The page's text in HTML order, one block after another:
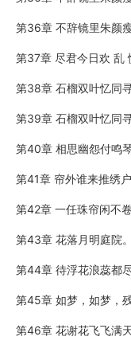
第36章 不辞镜里朱颜
第37章 尽君今日欢 乱
第38章 石榴双叶忆同
第39章 石榴双叶忆同
第40章 相思幽怨付鸣
第41章 帘外谁来推绣户
第42章 一任珠帘闲不
第43章 花落月明庭院
第44章 待浮花浪蕊都
第45章 如梦，如梦，
第46章 花谢花飞飞满